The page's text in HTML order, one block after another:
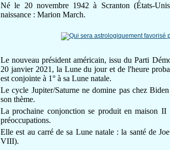
Né le 20 novembre 1942 à Scranton (États-
naissance : Marion March.
Le nouveau président américain, issu du Parti
20 janvier 2021, la Lune du jour et de l'heure
est conjointe à 1° à sa Lune natale.
Le cycle Jupiter/Saturne ne domine pas chez
son thème.
La prochaine conjonction se produit en maison II
préoccupations.
Elle est au carré de sa Lune natale : la santé de
VIII).